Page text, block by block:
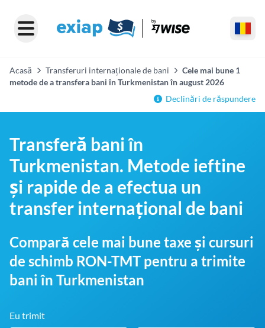
Acasă Transferuri internaționale de bani
Cele mai bune 1
metode de a transfera bani în Turkmenistan în august 2026
Declinări de răspundere
Transferă bani în
Turkmenistan. Metode ieftine
și rapide de a efectua un
transfer internațional de bani
Compară cele mai bune taxe și cursuri
de schimb RON-TMT pentru a trimite
bani în Turkmenistan
Eu trimit